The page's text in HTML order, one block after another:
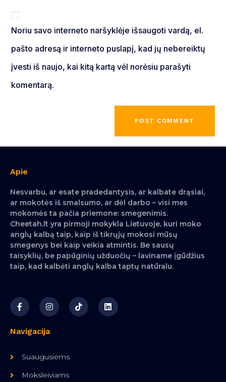
Noriu savo interneto naršyklėje išsaugoti vardą, el.
pašto adresą ir interneto puslapį, kad jų nebereiktų
įvesti iš naujo, kai kitą kartą vėl norėsiu parašyti
komentarą.
Apie
Nesvarbu, ar esate pradedantysis, ar kalbate drąsiai,
ar mokotės iš smalsumo, ar dėl darbo – visi mes
mokomės ta pačia priemone: smegenimis.
Cheetah.lt yra pirmoji mokykla Lietuvoje, kuri moko
anglų kalbą taip, kaip iš tikrųjų mokosi mūsų
smegenys bei kaip veikia atmintis. Be sausų
taisyklių, be papūginių užduočių – laviname įgūdžius
taip, kad kalbėti anglų kalba taptų natūralu.
Navigacija
Suaugusiems
Moksleiviams